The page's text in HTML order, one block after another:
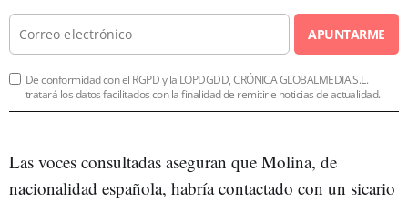
APUNTARME
De conformidad con el RGPD y la LOPDGDD, CRÓNICA GLOBALMEDIA S.L.
tratará los datos facilitados con la finalidad de remitirle noticias de actualidad.
Las voces consultadas aseguran que Molina, de
nacionalidad española, habría contactado con un sicario